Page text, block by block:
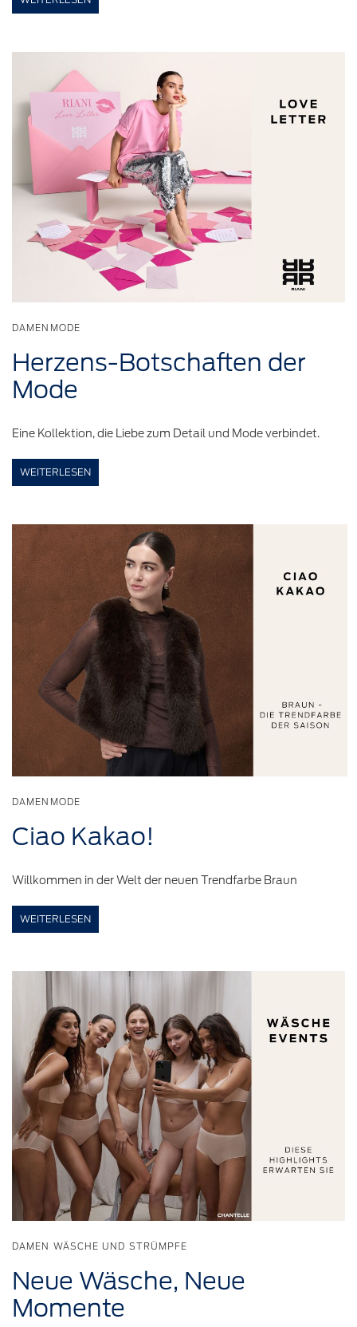
DAMENMODE
Herzens-Botschaften der
Mode
Eine Kollektion, die Liebe zum Detail und Mode verbindet.
WEITERLESEN
DAMENMODE
Ciao Kakao!
Willkommen in der Welt der neuen Trendfarbe Braun
WEITERLESEN
DAMEN WÄSCHE UND STRÜMPFE
Neue Wäsche, Neue
Momente